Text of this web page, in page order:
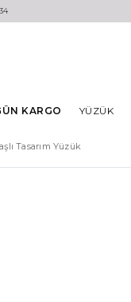
KARGO YÜZÜK
Tasarım Yüzük